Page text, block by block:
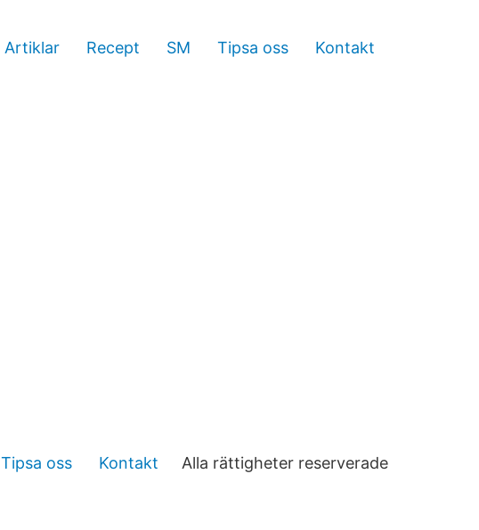
Artiklar Recept SM Tipsa oss Kontakt
Tipsa oss Kontakt Alla rättigheter reserverade